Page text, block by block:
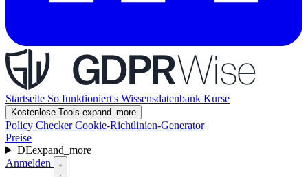
Startseite So funktioniert's Wissensdatenbank Kurse
Kostenlose Tools expand_more
Policy CheckerCookie-Richtlinien-Generator
Preise
DEexpand_more
Anmelden